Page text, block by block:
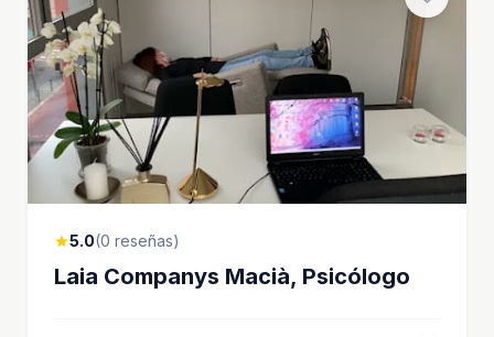
star5.0(0 reseñas)
Laia Companys Macià, Psicólogo